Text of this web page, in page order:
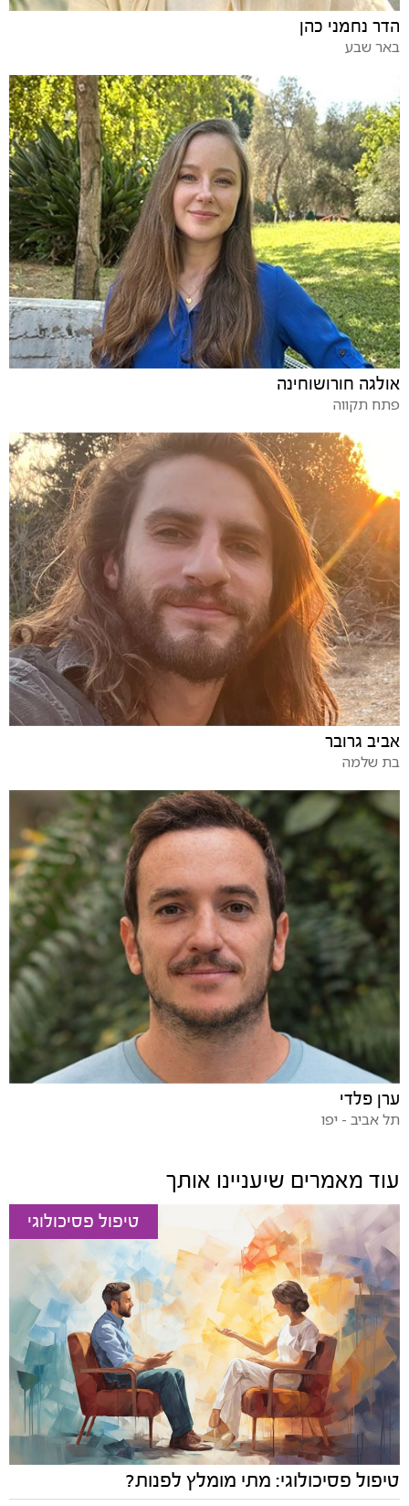
הדר נחמני כהן
באר שבע
אולגה חורושוחינה
פתח תקווה
אביב גרובר
בת שלמה
ערן פלדי
תל אביב - יפו
עוד מאמרים שיעניינו אותך
טיפול פסיכולוגי
טיפול פסיכולוגי: מתי מומלץ לפנות?